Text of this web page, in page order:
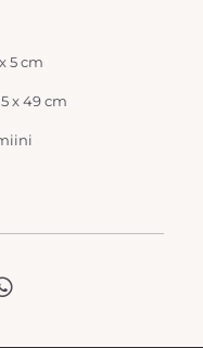
5 cm
x 49 cm